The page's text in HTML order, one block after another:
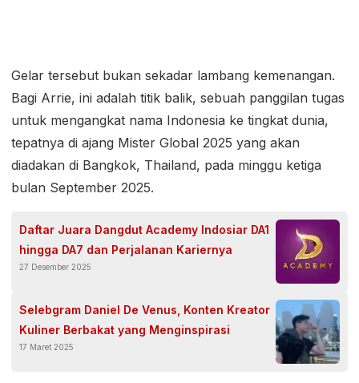
Gelar tersebut bukan sekadar lambang kemenangan.
Bagi Arrie, ini adalah titik balik, sebuah panggilan tugas
untuk mengangkat nama Indonesia ke tingkat dunia,
tepatnya di ajang Mister Global 2025 yang akan
diadakan di Bangkok, Thailand, pada minggu ketiga
bulan September 2025.
Daftar Juara Dangdut Academy Indosiar DA1
hingga DA7 dan Perjalanan Kariernya
27 Desember 2025
Selebgram Daniel De Venus, Konten Kreator
Kuliner Berbakat yang Menginspirasi
17 Maret 2025